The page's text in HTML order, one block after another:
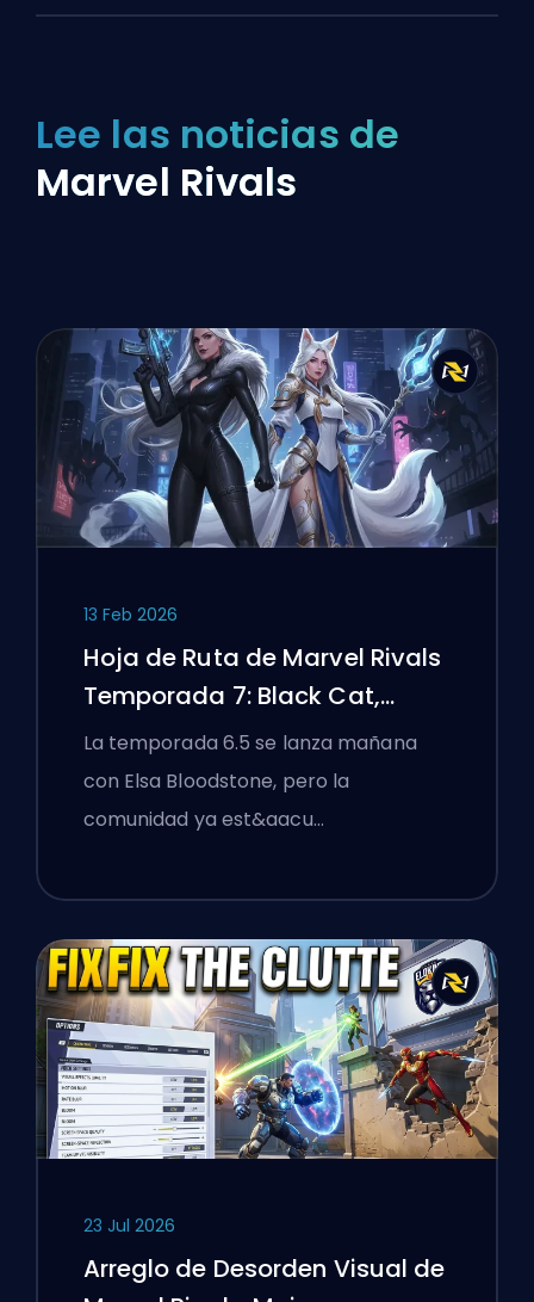
Lee las noticias de
Marvel Rivals
13 Feb 2026
Hoja de Ruta de Marvel Rivals
Temporada 7: Black Cat,
White Fox y el Evento Monsters
Take Manhattan
La temporada 6.5 se lanza mañana
con Elsa Bloodstone, pero la
comunidad ya est&aacu…
23 Jul 2026
Arreglo de Desorden Visual de